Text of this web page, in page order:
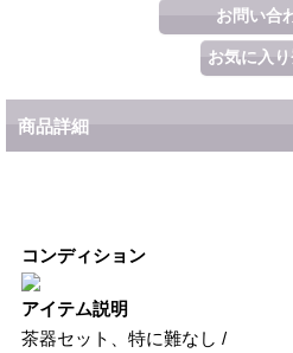
商品詳細
コンディション
アイテム説明
茶器セット、特に難なし /